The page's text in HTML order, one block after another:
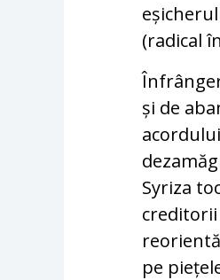
(radical
și de
Syriza
creditorii
pe